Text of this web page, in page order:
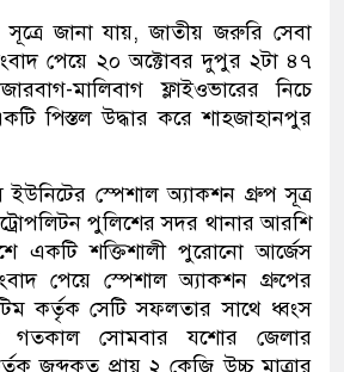
সূত্রে জানা যায়, জাতীয় জরুরি সেবা
পেয়ে ২০ অক্টোবর দুপুর ২টা ৪৭
মালিবাগ ফ্লাইওভারের নিচে
পিস্তল উদ্ধার করে শাহজাহানপুর
ইউনিটের স্পেশাল অ্যাকশন গ্রুপ সূত্র
পুলিশের সদর থানার আরশি
একটি শক্তিশালী পুরোনো আর্জেস
পেয়ে স্পেশাল অ্যাকশন গ্রুপের
কর্তৃক সেটি সফলতার সাথে ধ্বংস
গতকাল সোমবার যশোর জেলার
জব্দকৃত প্রায় ২ কেজি উচ্চ মাত্রার